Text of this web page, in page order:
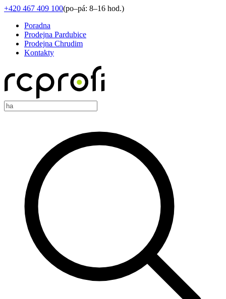
+420 467 409 100(po–pá: 8–16 hod.)
Poradna
Prodejna Pardubice
Prodejna Chrudim
Kontakty